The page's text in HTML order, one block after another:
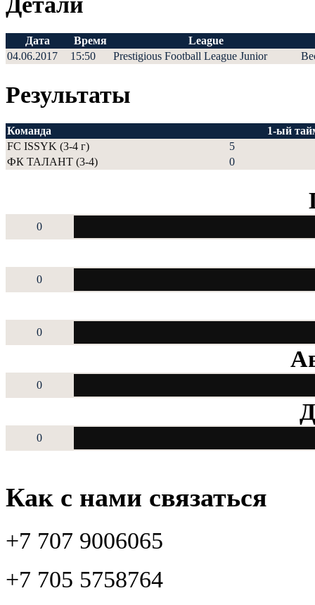
Дата Время
League
04.06.2017
15:50 Prestigious Football League Junior
Результаты
Команда
1-ый
FC ISSYK (3-4 г)
5
ФК ТАЛАНТ (3-4)
0
0
0
0
0
0
Как с нами связаться
+7 707 9006065
+7 705 5758764